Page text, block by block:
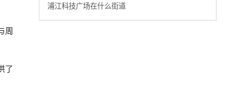
周
了
浦江科技广场在什么街道